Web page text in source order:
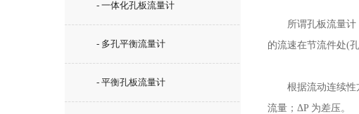
- 一体化孔板流量计
- 多孔平衡流量计
- 平衡孔板流量计
所谓孔板流量计，
的流速在节流件处(
根据流动连续性方
流量；ΔP 为差压。